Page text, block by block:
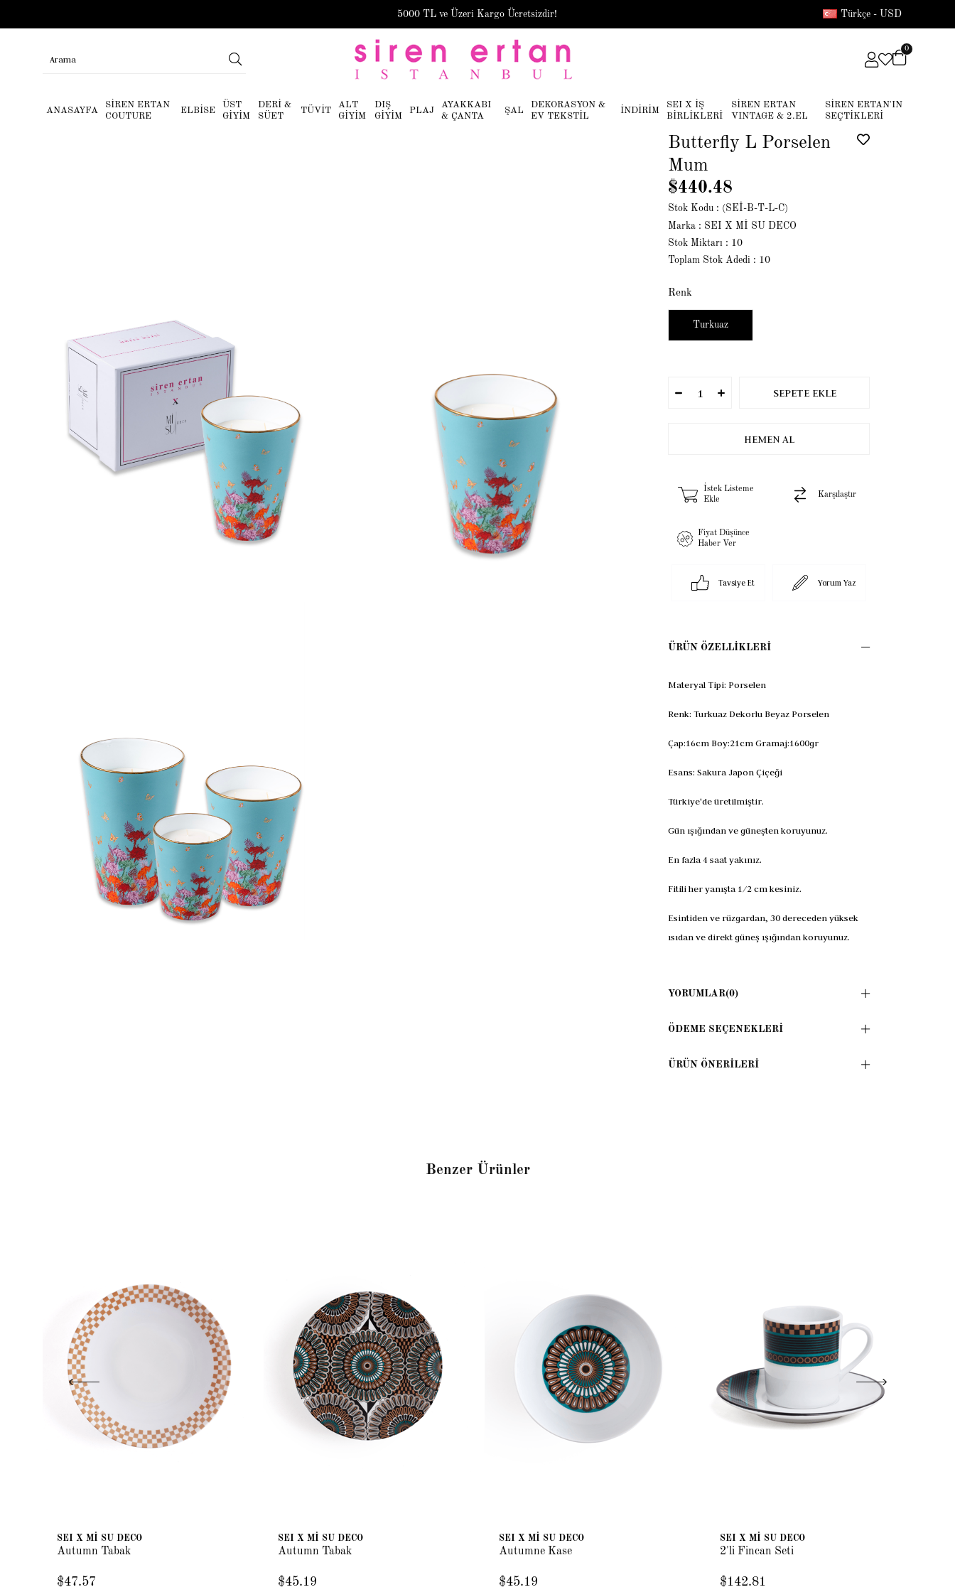
5000 TL ve Üzeri Kargo Ücretsizdir! Türkçe - USD
0
ANASAYFA
SİREN ERTAN
COUTURE
ELBİSE
ÜST
GİYİM
DERİ &
SÜET
TÜVİT
ALT
GİYİM
DIŞ
GİYİM
PLAJ
AYAKKABI
& ÇANTA
ŞAL
DEKORASYON &
EV TEKSTİL
İNDİRİM
SEI X İŞ
BİRLİKLERİ
SİREN ERTAN
VINTAGE & 2.EL
SİREN ERTAN'IN
SEÇTİKLERİ
Butterfly L Porselen
Mum
$440.48
Stok Kodu
(SEİ-B-T-L-C)
Marka : SEI X Mİ SU DECO
Stok Miktarı : 10
Toplam Stok Adedi : 10
Renk
Turkuaz
İstek Listeme
Ekle
Karşılaştır
Fiyat Düşünce
Haber Ver
Tavsiye Et Yorum Yaz
ÜRÜN ÖZELLIKLERI
Materyal Tipi: Porselen
Renk: Turkuaz Dekorlu Beyaz Porselen
Çap:16cm Boy:21cm Gramaj:1600gr
Esans: Sakura Japon Çiçeği
Türkiye'de üretilmiştir.
Gün ışığından ve güneşten koruyunuz.
En fazla 4 saat yakınız.
Fitili her yanışta 1/2 cm kesiniz.
Esintiden ve rüzgardan, 30 dereceden yüksek
ısıdan ve direkt güneş ışığından koruyunuz.
YORUMLAR(0)
ÖDEME SEÇENEKLERI
ÜRÜN ÖNERILERI
Benzer Ürünler
SEI X Mİ SU DECO
Autumn Tabak
$47.57
SEI X Mİ SU DECO
Autumn Tabak
$45.19
SEI X Mİ SU DECO
Autumne Kase
$45.19
SEI X Mİ SU DECO
2'li Fincan Seti
$142.81